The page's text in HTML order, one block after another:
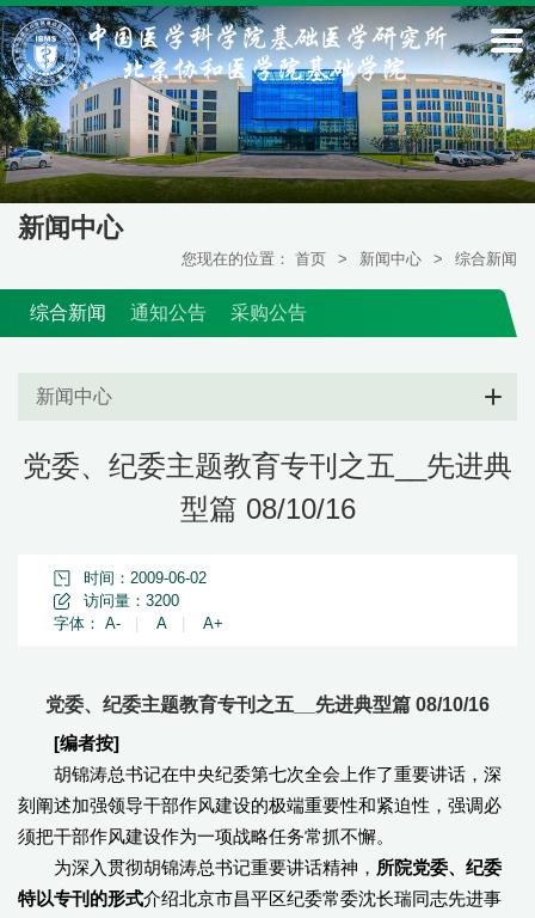
新闻中心
您现在的位置： 首页 > 新闻中心 > 综合新闻
综合新闻 通知公告 采购公告
新闻中心
党委、纪委主题教育专刊之五__先进典
型篇 08/10/16
时间：2009-06-02
访问量： 3200
字体： A- A A+
党委、纪委主题教育专刊之五__先进典型篇 08/10/16
[编者按]
胡锦涛总书记在中央纪委第七次全会上作了重要讲话，深
刻阐述加强领导干部作风建设的极端重要性和紧迫性，强调必
须把干部作风建设作为一项战略任务常抓不懈。
为深入贯彻胡锦涛总书记重要讲话精神， 所院党委、纪委
特以专刊的形式介绍北京市昌平区纪委常委沈长瑞同志先进事